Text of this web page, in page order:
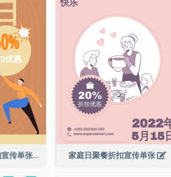
青年日网上商店折扣宣传单张 家庭日聚餐折扣宣传单张